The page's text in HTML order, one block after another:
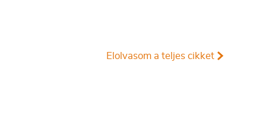
Elolvasom a teljes cikket